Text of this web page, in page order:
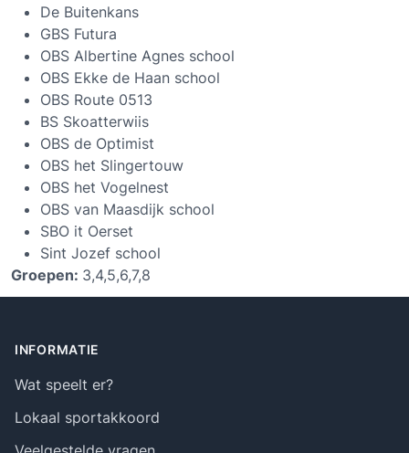
De Buitenkans
GBS Futura
OBS Albertine Agnes school
OBS Ekke de Haan school
OBS Route 0513
BS Skoatterwiis
OBS de Optimist
OBS het Slingertouw
OBS het Vogelnest
OBS van Maasdijk school
SBO it Oerset
Sint Jozef school
Groepen: 3,4,5,6,7,8
INFORMATIE
Wat speelt er?
Lokaal sportakkoord